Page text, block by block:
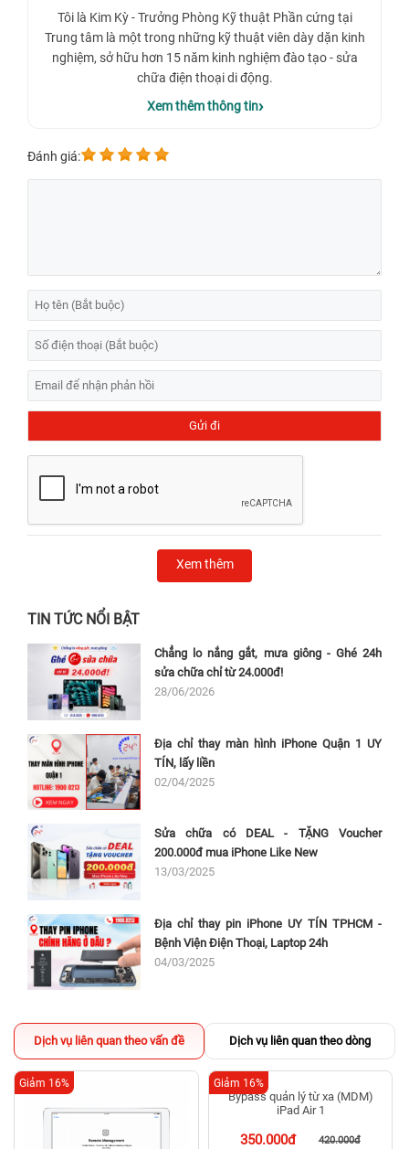
Tôi là Kim Kỳ - Trưởng Phòng Kỹ thuật Phần cứng tại
Trung tâm là một trong những kỹ thuật viên dày dặn kinh
nghiệm, sở hữu hơn 15 năm kinh nghiệm đào tạo - sửa
chữa điện thoại di động.
Xem thêm thông tin
Đánh giá:
Xem thêm
TIN TỨC NỔI BẬT
Chẳng lo nắng gắt, mưa giông - Ghé 24h
sửa chữa chỉ từ 24.000đ!
28/06/2026
Địa chỉ thay màn hình iPhone Quận 1 UY
TÍN, lấy liền
02/04/2025
Sửa chữa có DEAL - TẶNG Voucher
200.000đ mua iPhone Like New
13/03/2025
Địa chỉ thay pin iPhone UY TÍN TPHCM -
Bệnh Viện Điện Thoại, Laptop 24h
04/03/2025
Dịch vụ liên quan theo vấn đề Dịch vụ liên quan theo dòng
Giảm 16%
Bypass quản lý từ xa (MDM)
iPad Air 1
350.000đ 420.000đ
Giảm 16%